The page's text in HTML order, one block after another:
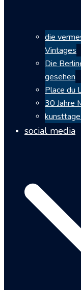
die
Vintages
Die
gesehen
Place du
30 Jahre
social media